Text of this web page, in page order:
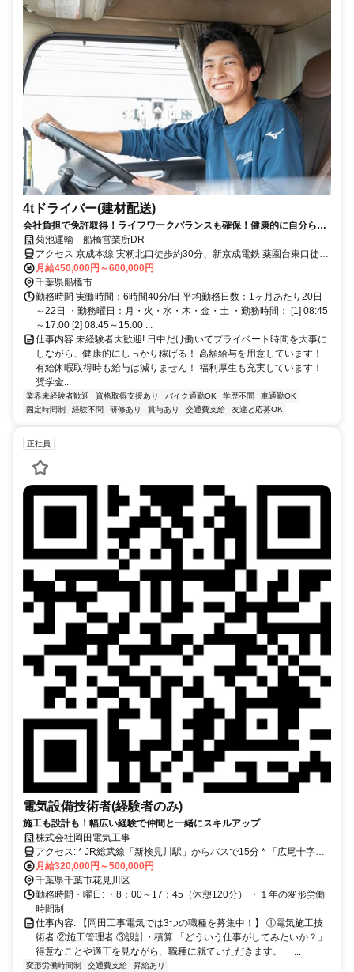
4tドライバー(建材配送)
会社負担で免許取得！ライフワークバランスも確保！健康的に自分らし
く働きませんか？
菊池運輸 船橋営業所DR
アクセス 京成本線 実籾北口徒歩約30分、新京成電鉄 薬園台東口徒歩
約32分、新京成電鉄 習志野徒歩約33分 実籾駅から車で10分
月給450,000円～600,000円
千葉県船橋市
勤務時間 実働時間：6時間40分/日 平均勤務日数：1ヶ月あたり20日
～22日 ・勤務曜日：月・火・水・木・金・土 ・勤務時間： [1] 08:45
～17:00 [2] 08:45～15:00 ...
仕事内容 未経験者大歓迎! 日中だけ働いてプライベート時間を大事に
しながら、健康的にしっかり稼げる！ 高額給与を用意しています！
有給休暇取得時も給与は減りません！ 福利厚生も充実しています！
奨学金...
業界未経験者歓迎 資格取得支援あり バイク通勤OK 学歴不問
車通勤OK
固定時間制
経験不問 研修あり 賞与あり 交通費支給 友達と応募OK
正社員
電気設備技術者(経験者のみ)
施工も設計も！幅広い経験で仲間と一緒にスキルアップ
株式会社岡田電気工事
アクセス: * JR総武線「新検見川駅」からバスで15分 * 「広尾十字
路」バス停下車徒歩1分または「さつきが丘団地」バス停下車徒歩7分
* 車通勤、バイク通勤可能（無料駐車場あり）
月給320,000円～500,000円
千葉県千葉市花見川区
勤務時間・曜日: ・8：00～17：45（休憩120分） ・１年の変形労働
時間制
仕事内容: 【岡田工事電気では3つの職種を募集中！】 ①電気施工技
術者 ②施工管理者 ③設計・積算 「どういう仕事がしてみたいか？」
得意なことや適正を見ながら、職種に就ていただきます。 ...
変形労働時間制 交通費支給 昇給あり